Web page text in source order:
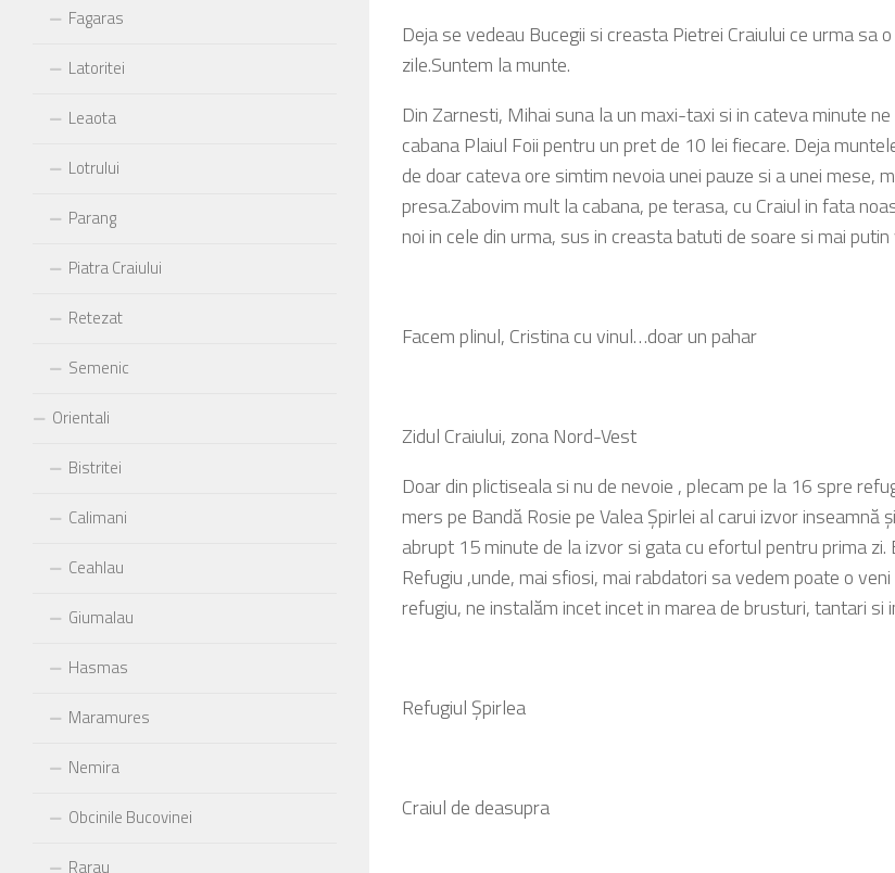
Deja se vedeau Bucegii si creasta Pietrei Craiului ce urma sa
zile.Suntem la munte.
Din Zarnesti, Mihai suna la un maxi-taxi si in cateva minute
cabana Plaiul Foii pentru un pret de 10 lei fiecare. Deja
de doar cateva ore simtim nevoia unei pauze si a unei mese,
presa.Zabovim mult la cabana, pe terasa, cu Craiul in fata
noi in cele din urma, sus in creasta batuti de soare si mai putin
Facem plinul, Cristina cu vinul…doar un pahar
Zidul Craiului, zona Nord-Vest
Doar din plictiseala si nu de nevoie , plecam pe la 16 spre
mers pe Bandă Rosie pe Valea Şpirlei al carui izvor inseamnă
abrupt 15 minute de la izvor si gata cu efortul pentru prima zi.
Refugiu ,unde, mai sfiosi, mai rabdatori sa vedem poate o
refugiu, ne instalăm incet incet in marea de brusturi, tantari si
Refugiul Şpirlea
Craiul de deasupra
Fagaras
Latoritei
Leaota
Lotrului
Parang
Piatra Craiului
Retezat
Semenic
Orientali
Bistritei
Calimani
Ceahlau
Giumalau
Hasmas
Maramures
Nemira
Obcinile Bucovinei
Rarau